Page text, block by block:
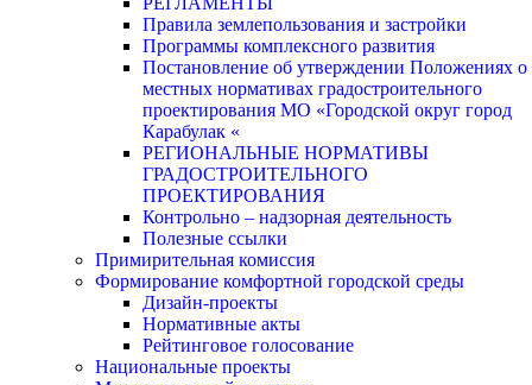
Правила землепользования и застройки
Программы комплексного развития
Постановление об утверждении Положениях о
местных нормативах градостроительного
проектирования МО «Городской округ город
Карабулак «
РЕГИОНАЛЬНЫЕ НОРМАТИВЫ
ГРАДОСТРОИТЕЛЬНОГО
ПРОЕКТИРОВАНИЯ
Контрольно – надзорная деятельность
Полезные ссылки
Примирительная комиссия
Формирование комфортной городской среды
Дизайн-проекты
Нормативные акты
Рейтинговое голосование
Национальные проекты